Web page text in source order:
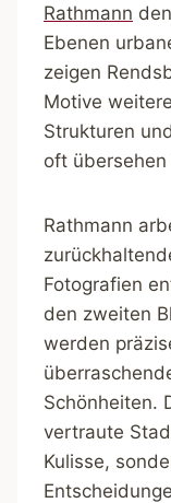
Rathmann
Ebenen
zeigen
Motive
Strukturen
oft
Rathmann
Fotografien
den zweiten
werden
Schönheiten.
vertraute
Kulisse,